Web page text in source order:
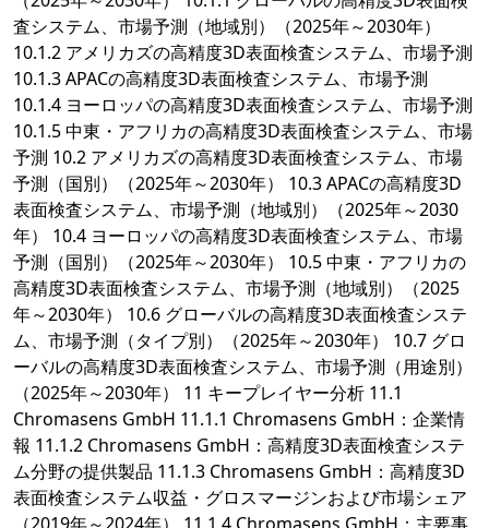
査システム、市場予測（地域別）（2025年～2030年）
10.1.2 アメリカズの高精度3D表面検査システム、市場予測
10.1.3 APACの高精度3D表面検査システム、市場予測
10.1.4 ヨーロッパの高精度3D表面検査システム、市場予測
10.1.5 中東・アフリカの高精度3D表面検査システム、市場
予測 10.2 アメリカズの高精度3D表面検査システム、市場
予測（国別）（2025年～2030年） 10.3 APACの高精度3D
表面検査システム、市場予測（地域別）（2025年～2030
年） 10.4 ヨーロッパの高精度3D表面検査システム、市場
予測（国別）（2025年～2030年） 10.5 中東・アフリカの
高精度3D表面検査システム、市場予測（地域別）（2025
年～2030年） 10.6 グローバルの高精度3D表面検査システ
ム、市場予測（タイプ別）（2025年～2030年） 10.7 グロ
ーバルの高精度3D表面検査システム、市場予測（用途別）
（2025年～2030年） 11 キープレイヤー分析 11.1
Chromasens GmbH 11.1.1 Chromasens GmbH：企業情
報 11.1.2 Chromasens GmbH：高精度3D表面検査システ
ム分野の提供製品 11.1.3 Chromasens GmbH：高精度3D
表面検査システム収益・グロスマージンおよび市場シェア